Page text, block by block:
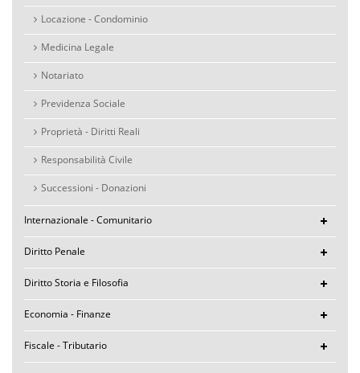
Locazione - Condominio
Medicina Legale
Notariato
Previdenza Sociale
Proprietà - Diritti Reali
Responsabilità Civile
Successioni - Donazioni
Internazionale - Comunitario
Diritto Penale
Diritto Storia e Filosofia
Economia - Finanze
Fiscale - Tributario